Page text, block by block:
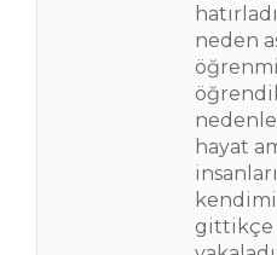
neden
hayat
gittikçe